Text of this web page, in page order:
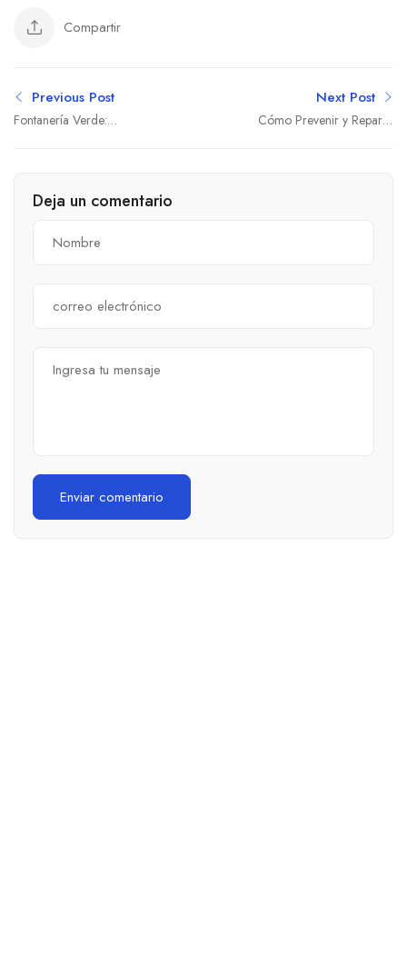
Compartir
Previous Post
Fontanería Verde:
Next Post
Cómo Prevenir y Reparar
Deja un comentario